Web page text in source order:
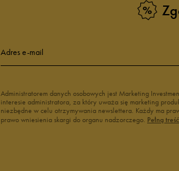
Adres e-mail
Administratorem danych osobowych jest Marketing
interesie administratora, za który uważa się marketing
niezbędne w celu otrzymywania newslettera. Każdy ma
prawo wniesienia skargi do organu nadzorczego. Pełną